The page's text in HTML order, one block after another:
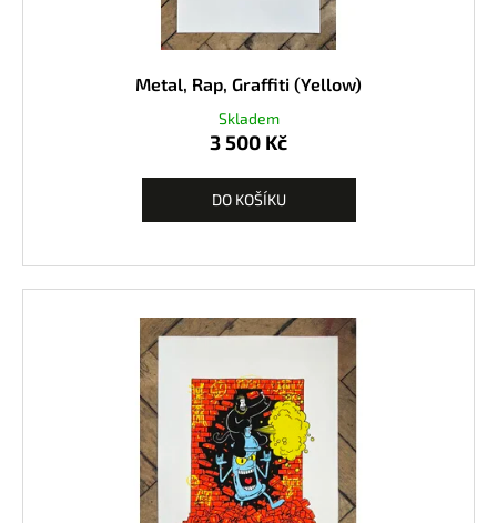
Metal, Rap, Graffiti (Yellow)
Skladem
3 500 Kč
DO KOŠÍKU